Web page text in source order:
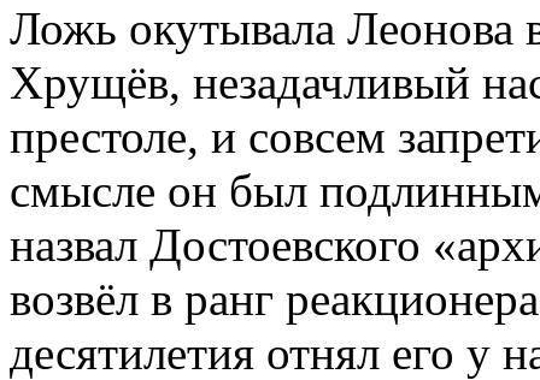
Ложь окутывала
Хрущёв, незадачливый
престоле, и совсем
смысле он был
назвал Достоевского
возвёл в ранг
десятилетия отнял его у